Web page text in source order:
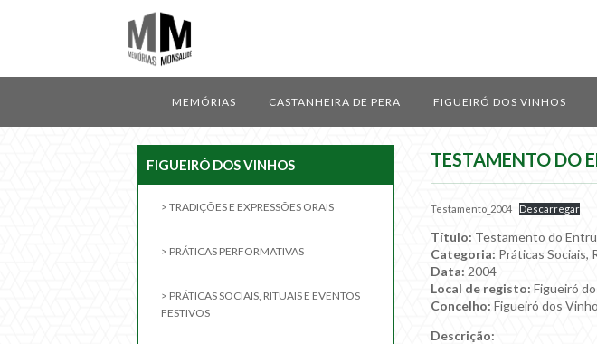
MEMÓRIAS CASTANHEIRA DE PERA FIGUEIRÓ DOS VINHOS
FIGUEIRÓ DOS VINHOS
> TRADIÇÕES E EXPRESSÕES ORAIS
> PRÁTICAS PERFORMATIVAS
> PRÁTICAS SOCIAIS, RITUAIS E EVENTOS
FESTIVOS
TESTAMENTO DO
Testamento_2004 Descarregar
Título: Testamento do
Categoria: Práticas Sociais,
Data: 2004
Local de registo: Figueiró
Concelho: Figueiró dos
Descrição: